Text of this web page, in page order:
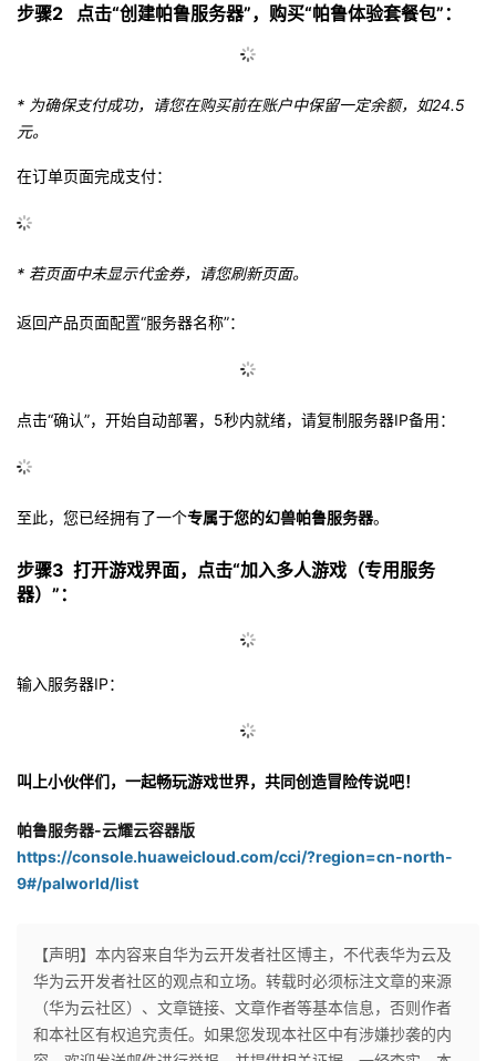
步骤2 点击“创建帕鲁服务器”，购买“帕鲁体验套餐包”：
* 为确保支付成功，请您在购买前在账户中保留一定余额，如24.5
元。
在订单页面完成支付：
* 若页面中未显示代金券，请您刷新页面。
返回产品页面配置“服务器名称”：
点击“确认”，开始自动部署，5秒内就绪，请复制服务器IP备用：
至此，您已经拥有了一个专属于您的幻兽帕鲁服务器。
步骤3 打开游戏界面，点击“加入多人游戏（专用服务
器）”：
输入服务器IP：
叫上小伙伴们，一起畅玩游戏世界，共同创造冒险传说吧！
帕鲁服务器-云耀云容器版
https://console.huaweicloud.com/cci/?region=cn-north-
9#/palworld/list
【声明】本内容来自华为云开发者社区博主，不代表华为云及
华为云开发者社区的观点和立场。转载时必须标注文章的来源
（华为云社区）、文章链接、文章作者等基本信息，否则作者
和本社区有权追究责任。如果您发现本社区中有涉嫌抄袭的内